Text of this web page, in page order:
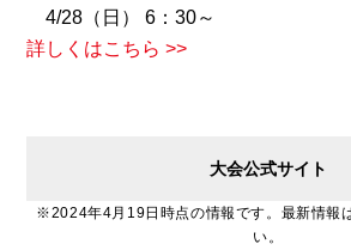
4/28（日） 6：30～
詳しくはこちら >>
大会公式サイト
※2024年4月19日時点の情報です。最新情報
い。